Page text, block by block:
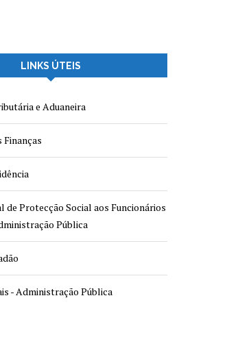
LINKS ÚTEIS
e Aduaneira
Finanças
de Protecção Social aos Funcionários
Pública
- Administração Pública